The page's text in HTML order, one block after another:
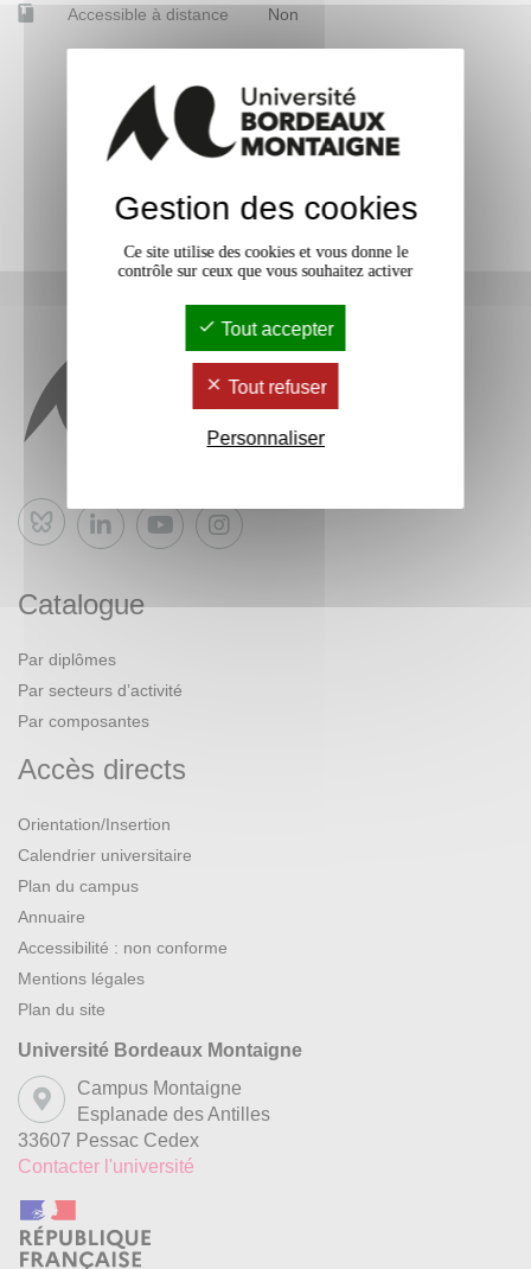
Accessible à distance Non
Bluesky
Catalogue
Par diplômes
Par secteurs d’activité
Par composantes
Accès directs
Orientation/Insertion
Calendrier universitaire
Plan du campus
Annuaire
Accessibilité : non conforme
Mentions légales
Plan du site
Université Bordeaux Montaigne
Campus Montaigne
Esplanade des Antilles
33607 Pessac Cedex
Contacter l'université
Gestion des cookies
Ce site utilise des cookies et vous donne le
contrôle sur ceux que vous souhaitez activer
Tout accepter
Tout refuser
Personnaliser